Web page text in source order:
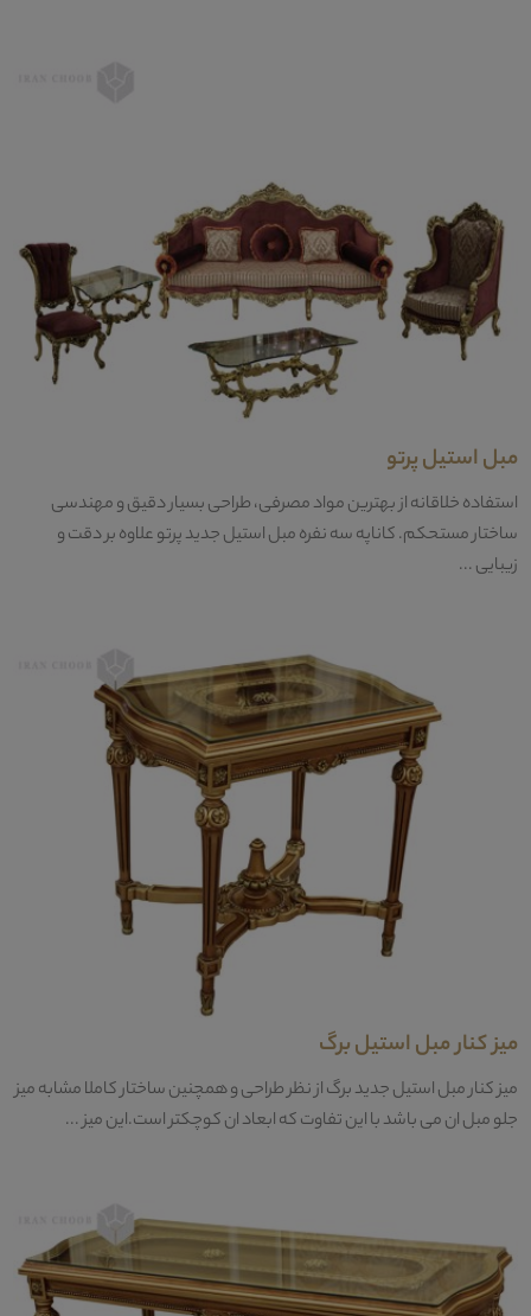
مبل استیل پرتو
استفاده خلاقانه از بهترین مواد مصرفی، طراحی بسیار دقیق و مهندسی
ساختار مستحکم. کاناپه سه نفره مبل استیل جدید پرتو علاوه بر دقت و
زیبایی ...
میز کنار مبل استیل برگ
میز کنار مبل استیل جدید برگ از نظر طراحی و همچنین ساختار کاملا مشابه میز
جلو مبل ان می باشد با این تفاوت که ابعاد ان کوچکتر است.این میز ...